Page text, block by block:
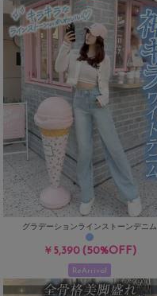
グラデーションラインストーンデニム
￥5,390(50%OFF)
ReArrival